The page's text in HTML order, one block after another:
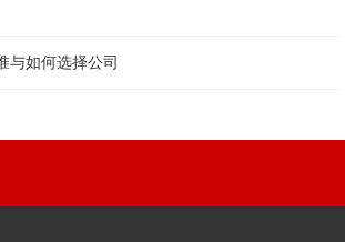
与如何选择公司